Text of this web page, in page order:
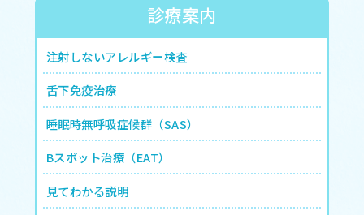
診療案内
注射しないアレルギー検査
舌下免疫治療
睡眠時無呼吸症候群（SAS）
Bスポット治療（EAT）
見てわかる説明